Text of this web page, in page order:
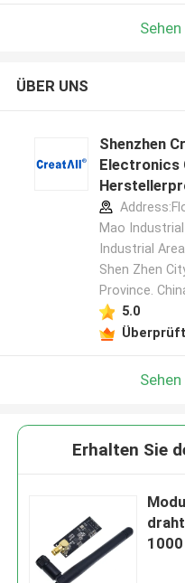
Hinterlass
Wir rufen
ÜBER UNS
Shenzhen
Electronics
Mao
Industrial
Shen Zhen
Province.
5.0
Erhalten Sie